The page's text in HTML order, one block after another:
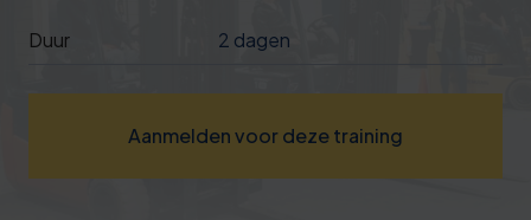
Duur 2 dagen
Aanmelden voor deze training
Je naam